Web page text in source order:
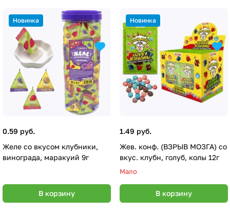
Новинка
0.59 руб.
Желе со вкусом клубники,
винограда, маракуий 9г
В корзину
Новинка
1.49 руб.
Жев. конф. (ВЗРЫВ МОЗГА) со
вкус. клубн, голуб, колы 12г
Мало
В корзину